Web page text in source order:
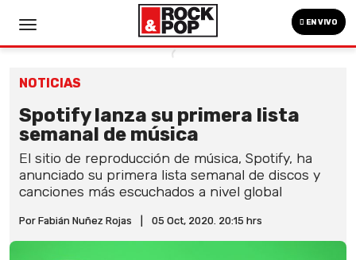
EN VIVO
NOTICIAS
Spotify lanza su primera lista
semanal de música
El sitio de reproducción de música, Spotify, ha
anunciado su primera lista semanal de discos y
canciones más escuchados a nivel global
Por Fabián Nuñez Rojas 05 Oct, 2020. 20:15 hrs